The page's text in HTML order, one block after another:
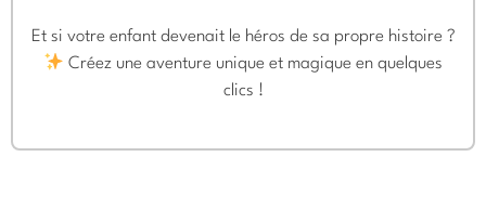
Et si votre enfant devenait le héros de sa propre histoire ?
Créez une aventure unique et magique en quelques
clics !